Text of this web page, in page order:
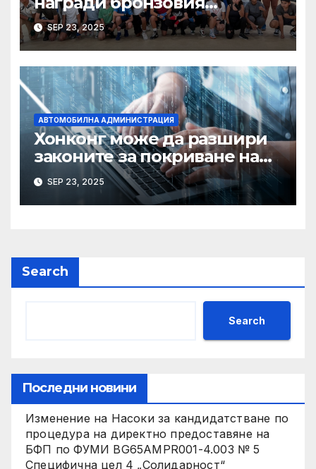
медалист от Световното по
бокс Радослав Росенов
SEP 23, 2025
АВТОМОБИЛНА АДМИНИСТРАЦИЯ
Хонконг може да разшири
законите за покриване на
използването на ИИ при
сексуални престъпления,
казва началникът на
SEP 23, 2025
Search
Search
Последни новини
Изменение на Насоки за кандидатстване по
процедура на директно предоставяне на
БФП по ФУМИ BG65AMPR001-4.003 № 5
Специфична цел 4 „Солидарност“